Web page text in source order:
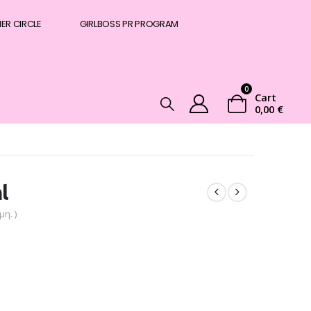
CIRCLE GIRLBOSS PR PROGRAM
0
Cart
0,00 €
)